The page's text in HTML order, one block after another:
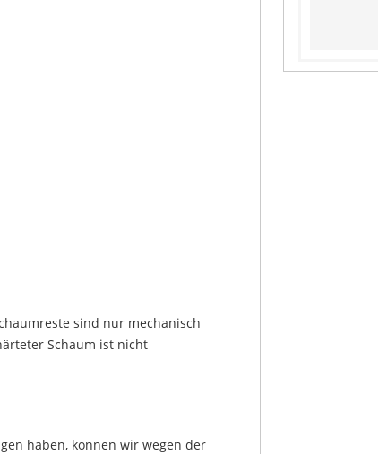
sind nur mechanisch
Schaum ist nicht
haben, können wir wegen der